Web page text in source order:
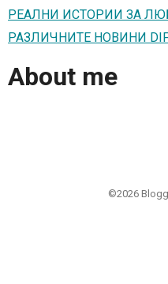
РЕАЛНИ ИСТОРИИ ЗА
РАЗЛИЧНИТЕ НОВИНИ
About me
©2026